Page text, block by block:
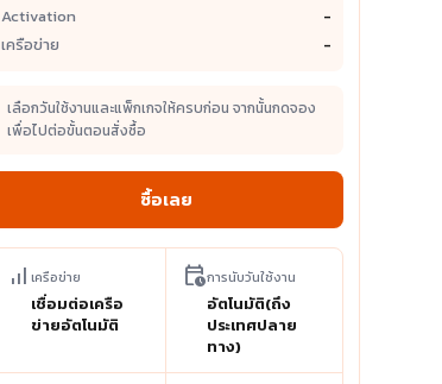
Activation
-
เครือข่าย
-
เลือกวันใช้งานและแพ็กเกจให้ครบก่อน จากนั้นกดจอง
เพื่อไปต่อขั้นตอนสั่งซื้อ
ซื้อเลย
signal_cellular_alt เครือข่าย
เชื่อมต่อเครือ
ข่ายอัตโนมัติ
calendar_clockการนับวันใช้งาน
อัตโนมัติ(ถึง
ประเทศปลาย
ทาง)